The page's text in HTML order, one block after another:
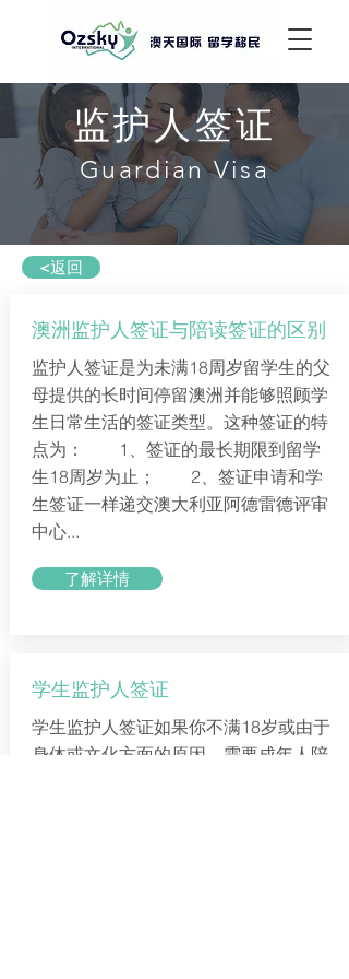
监护人签证
Guardian Visa
<返回
澳洲监护人签证与陪读签证的区别
监护人签证是为未满18周岁留学生的父
母提供的长时间停留澳洲并能够照顾学
生日常生活的签证类型。这种签证的特
点为： 1、签证的最长期限到留学
生18周岁为止； 2、签证申请和学
生签证一样递交澳大利亚阿德雷德评审
中心...
了解详情
学生监护人签证
学生监护人签证如果你不满18岁或由于
身体或文化方面的原因，需要成年人陪